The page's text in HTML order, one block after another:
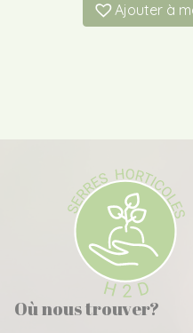
Ajouter à
Où nous trouver?